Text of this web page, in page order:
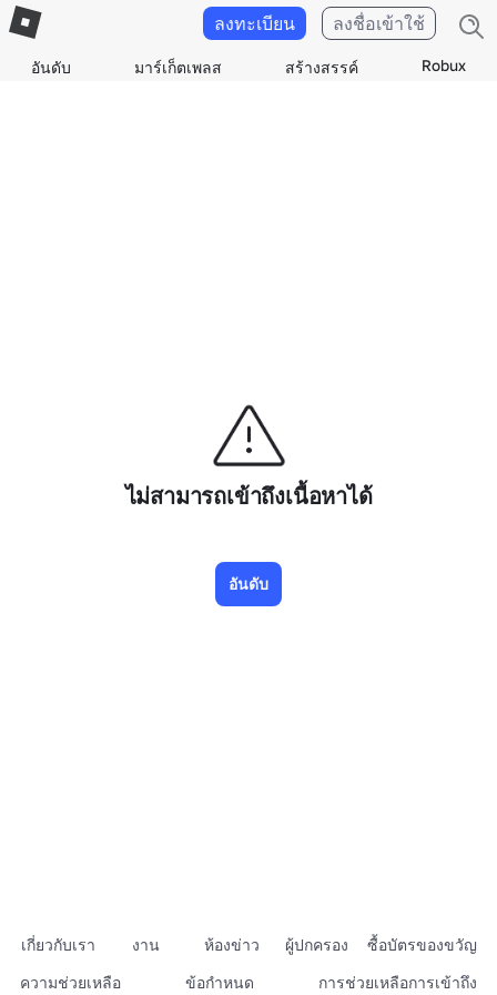
อันดับ มาร์เก็ตเพลส สร้างสรรค์ Robux
ลงทะเบียน ลงชื่อเข้าใช้
ไม่สามารถเข้าถึงเนื้อหาได้
อันดับ
เกี่ยวกับเรา งาน ห้องข่าว ผู้ปกครอง
ซื้อบัตรของขวัญ
ความช่วยเหลือ
ข้อกำหนด การช่วยเหลือการเข้าถึง